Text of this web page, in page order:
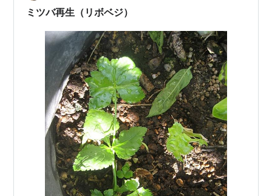
ズエラに加えてイランでの「アラブの春」的な動きや、
ミツバ再生（リボベジ）